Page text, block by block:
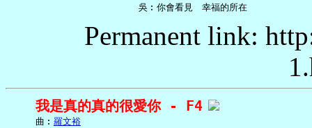
Permanent link:
我是真的真的很愛你 - F4
     曲︰
羅文裕